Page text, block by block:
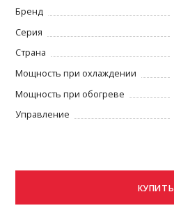
Бренд
Серия
Страна
Мощность при охлаждении
Мощность при обогреве
Управление
КУПИТЬ